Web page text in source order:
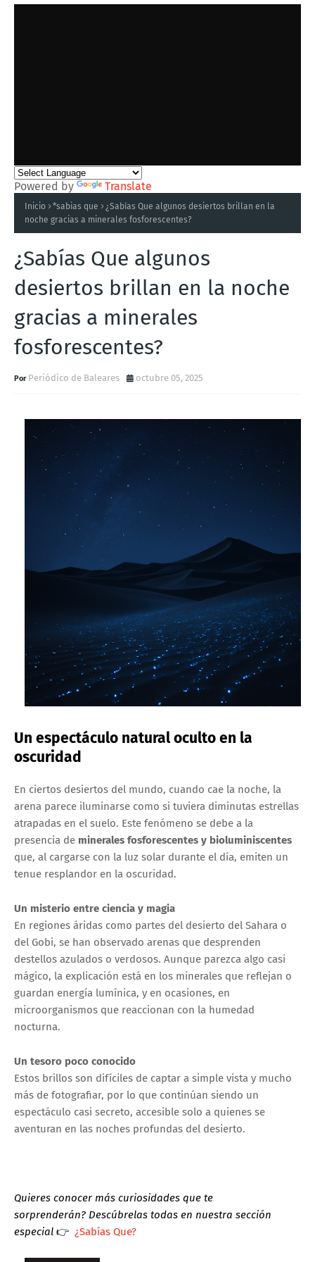
Powered by Translate
Inicio *sabias que
¿Sabías Que algunos desiertos brillan en la
noche gracias a minerales fosforescentes?
¿Sabías Que algunos
desiertos brillan en la noche
gracias a minerales
fosforescentes?
Periódico de Baleares octubre 05, 2025
Un espectáculo natural oculto en la
oscuridad
En ciertos desiertos del mundo, cuando cae la noche, la
arena parece iluminarse como si tuviera diminutas estrellas
atrapadas en el suelo. Este fenómeno se debe a la
presencia de minerales fosforescentes y bioluminiscentes
que, al cargarse con la luz solar durante el día, emiten un
tenue resplandor en la oscuridad.
Un misterio entre ciencia y magia
En regiones áridas como partes del desierto del Sahara o
del Gobi, se han observado arenas que desprenden
destellos azulados o verdosos. Aunque parezca algo casi
mágico, la explicación está en los minerales que reflejan o
guardan energía lumínica, y en ocasiones, en
microorganismos que reaccionan con la humedad
nocturna.
Un tesoro poco conocido
Estos brillos son difíciles de captar a simple vista y mucho
más de fotografiar, por lo que continúan siendo un
espectáculo casi secreto, accesible solo a quienes se
aventuran en las noches profundas del desierto.
Quieres conocer más curiosidades que te
sorprenderán? Descúbrelas todas en nuestra sección
especial 👉 ¿Sabías Que?